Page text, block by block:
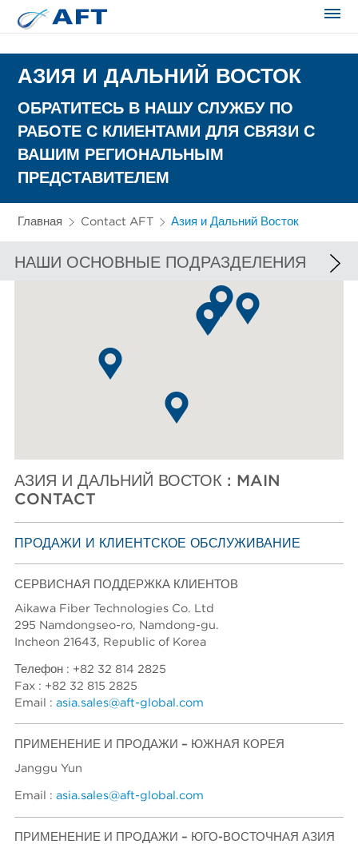
АЗИЯ И ДАЛЬНИЙ ВОСТОК
ОБРАТИТЕСЬ В НАШУ СЛУЖБУ ПО
РАБОТЕ С КЛИЕНТАМИ ДЛЯ СВЯЗИ С
ВАШИМ РЕГИОНАЛЬНЫМ
ПРЕДСТАВИТЕЛЕМ
Главная Contact AFT Азия и Дальний Восток
НАШИ ОСНОВНЫЕ ПОДРАЗДЕЛЕНИЯ
ЮЖНАЯ АМЕРИКА
АЗИЯ И ДАЛЬНИЙ ВОСТОК
АЗИЯ И ДАЛЬНИЙ ВОСТОК : MAIN
CONTACT
ПРОДАЖИ И КЛИЕНТСКОЕ ОБСЛУЖИВАНИЕ
СЕРВИСНАЯ ПОДДЕРЖКА КЛИЕНТОВ
Aikawa Fiber Technologies Co. Ltd
295 Namdongseo-ro, Namdong-gu.
Incheon 21643, Republic of Korea
Телефон : +82 32 814 2825
Fax : +82 32 815 2825
Email :asia.sales@aft-global.com
ПРИМЕНЕНИЕ И ПРОДАЖИ – ЮЖНАЯ КОРЕЯ
Janggu Yun
Email :asia.sales@aft-global.com
ПРИМЕНЕНИЕ И ПРОДАЖИ – ЮГО-ВОСТОЧНАЯ АЗИЯ